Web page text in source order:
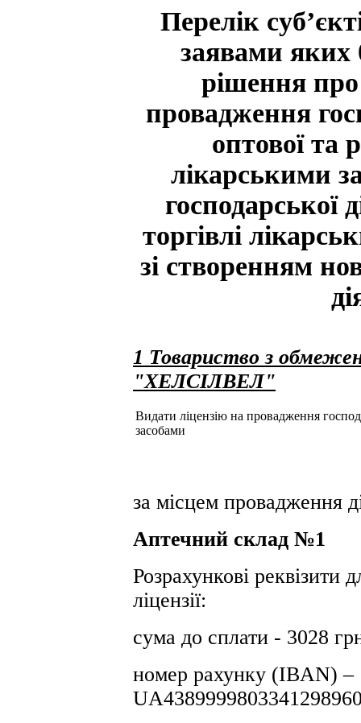
Перелік
заявами яких
рішення про
провадження
оптової та
лікарськими
господарської
торгівлі
зі створенням
1 Товариство з
"ХЕЛСІЛВЕЛ"
Видати ліцензію на провадження
засобами
за місцем провадження
Аптечний склад №1
Розрахункові реквізити
ліцензії:
сума до сплати - 3028
номер рахунку (IBAN) –